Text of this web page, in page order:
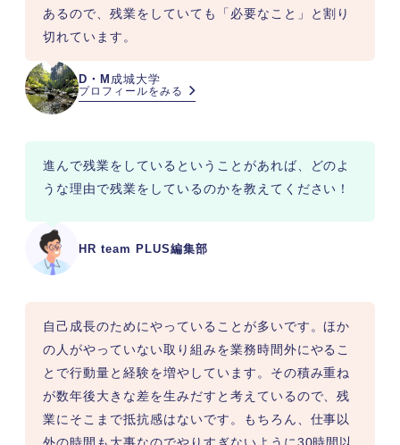
D・M 成城大学
プロフィールをみる
あるので、残業をしていても「必要なこと」と割り
切れています。
HR team PLUS編集部
進んで残業をしているということがあれば、どのよ
うな理由で残業をしているのかを教えてください！
自己成長のためにやっていることが多いです。ほか
の人がやっていない取り組みを業務時間外にやるこ
とで行動量と経験を増やしています。その積み重ね
が数年後大きな差を生みだすと考えているので、残
業にそこまで抵抗感はないです。もちろん、仕事以